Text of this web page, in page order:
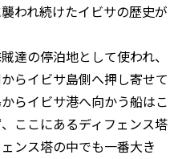
われ続けたイビサの歴史が
達の停泊地として使われ、
らイビサ島側へ押し寄せて
らイビサ港へ向かう船はこ
ここにあるディフェンス塔
ンス塔の中でも一番大き